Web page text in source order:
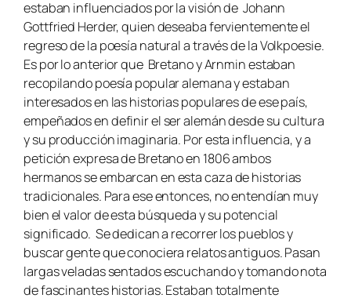
estaban influenciados por la visión de Johann
Gottfried Herder, quien deseaba fervientemente el
regreso de la poesía natural a través de laVolkpoesie.
Es por lo anterior que Bretano y Arnmin estaban
recopilando poesía popular alemana y estaban
interesados en las historias populares de ese país,
empeñados en definir el ser alemán desde su cultura
y su producción imaginaria. Por esta influencia, y a
petición expresa de Bretano en 1806 ambos
hermanos se embarcan en esta caza de historias
tradicionales. Para ese entonces, no entendían muy
bien el valor de esta búsqueda y su potencial
significado. Se dedican a recorrer los pueblos y
buscar gente que conociera relatos antiguos. Pasan
largas veladas sentados escuchando y tomando nota
de fascinantes historias. Estaban totalmente